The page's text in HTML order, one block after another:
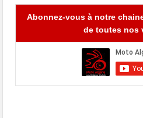
Abonnez-vous à notre
de toutes nos